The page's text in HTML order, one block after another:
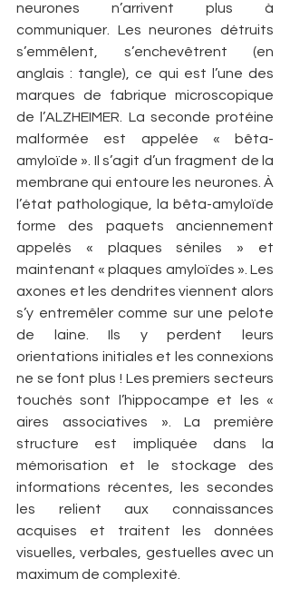
neurones n’arrivent plus à
communiquer. Les neurones détruits
s’emmêlent, s’enchevêtrent (en
anglais : tangle), ce qui est l’une des
marques de fabrique microscopique
de l’ALZHEIMER. La seconde protéine
malformée est appelée « bêta-
amyloïde ». Il s’agit d’un fragment de la
membrane qui entoure les neurones. À
l’état pathologique, la bêta-amyloïde
forme des paquets anciennement
appelés « plaques séniles » et
maintenant « plaques amyloïdes ». Les
axones et les dendrites viennent alors
s’y entremêler comme sur une pelote
de laine. Ils y perdent leurs
orientations initiales et les connexions
ne se font plus ! Les premiers secteurs
touchés sont l’hippocampe et les «
aires associatives ». La première
structure est impliquée dans la
mémorisation et le stockage des
informations récentes, les secondes
les relient aux connaissances
acquises et traitent les données
visuelles, verbales, gestuelles avec un
maximum de complexité.